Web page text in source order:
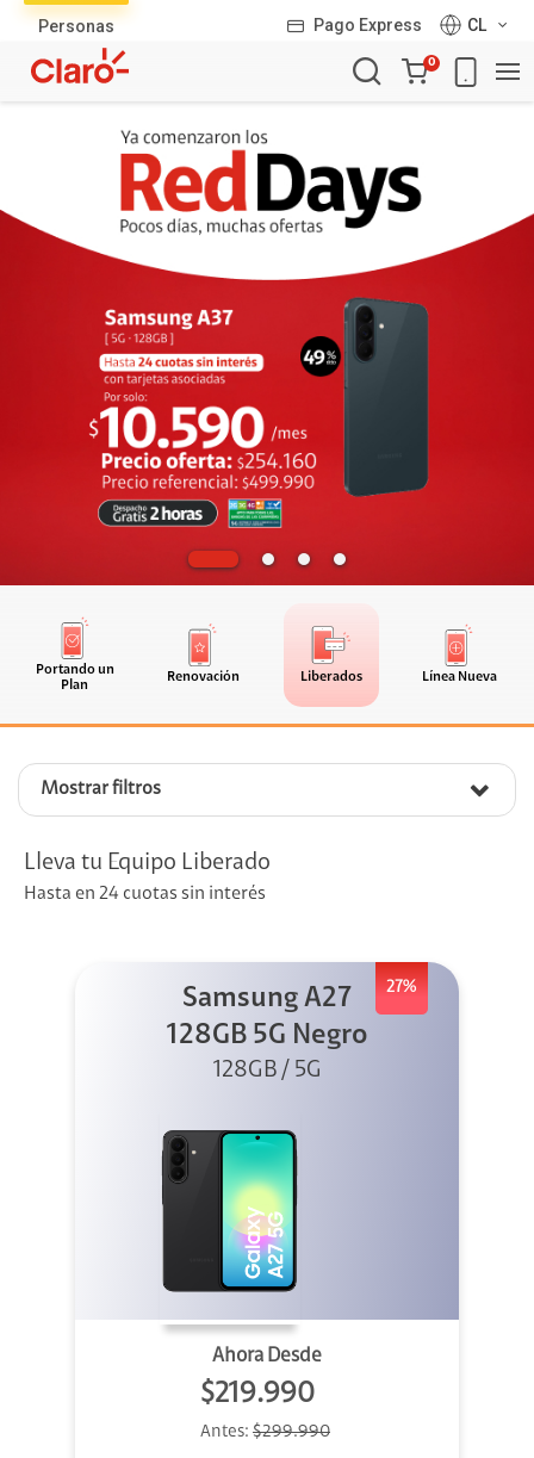
Personas Pago Express
CL
Carro
de
0
Portando un
Plan
Renovación Liberados Línea Nueva
Mostrar filtros
productos
Lleva tu Equipo Liberado
Hasta en 24 cuotas sin interés
27%
Samsung A27
128GB 5G Negro
128GB / 5G
Ahora Desde
$219.990
Antes: $299.990